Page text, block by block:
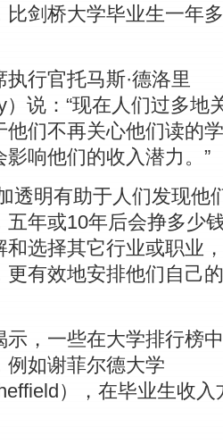
比剑桥大学毕业生一年
行官托马斯·德洛里
）说：“现在人们过多地
他们不再关心他们读的
响他们的收入潜力。”
透明有助于人们发现他
五年或10年后会挣多少
和选择其它行业或职业
更有效地安排他们自己
示，一些在大学排行榜
例如谢菲尔德大学
），在毕业生收入